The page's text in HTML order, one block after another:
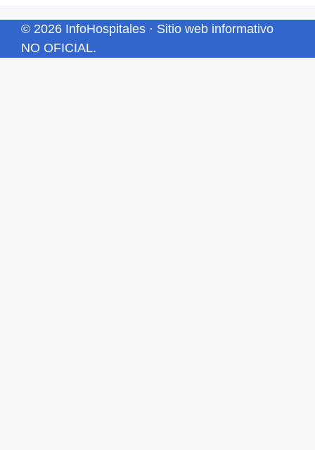
© 2026 InfoHospitales · Sitio web informativo
NO OFICIAL.